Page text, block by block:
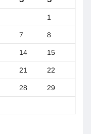
1
7 8
14 15
21 22
28 29